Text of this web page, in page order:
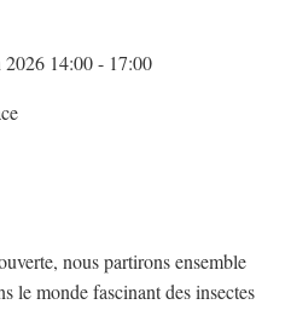
14:00 - 17:00
nous partirons ensemble
le monde fascinant des insectes